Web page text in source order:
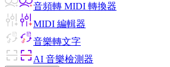
音頻轉 MIDI 轉換器
MIDI 編輯器
音樂轉文字
AI 音樂檢測器